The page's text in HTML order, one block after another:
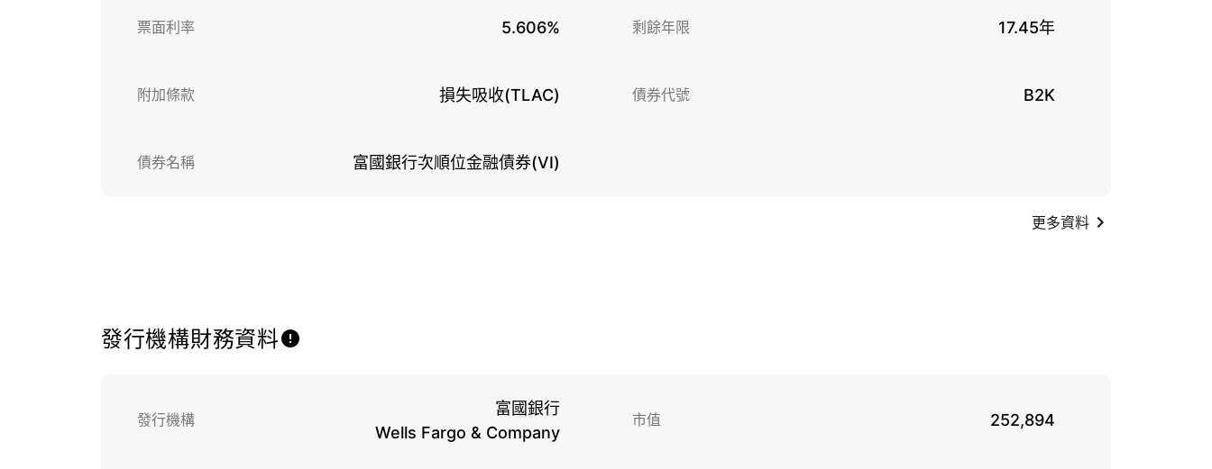
票面利率 5.606% 剩餘年限 17.45年
附加條款 損失吸收(TLAC) 債券代號 B2K
債券名稱 富國銀行次順位金融債券(VI)
更多資料
發行機構財務資料
發行機構
富國銀行
Wells Fargo & Company
市值 252,894